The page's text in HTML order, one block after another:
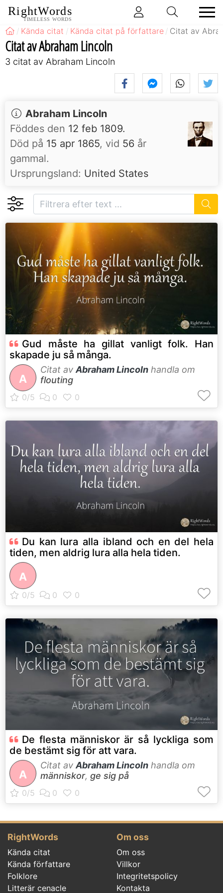
RightWords
TIMELESS WORDS
Kända citat Kända citat på författare Citat av
Citat av Abraham Lincoln
3 citat av Abraham Lincoln
Abraham Lincoln
Föddes den 12 feb 1809.
Död på 15 apr 1865, vid 56 år
gammal.
Ursprungsland: United States
Gud måste ha gillat vanligt folk. Han
skapade ju så många.
A
Citat av Abraham Lincoln handla om
flouting
Du kan lura alla ibland och en del hela
tiden, men aldrig lura alla hela tiden.
A
De flesta människor är så lyckliga som
de bestämt sig för att vara.
A
Citat avAbraham Lincoln handla om
människor, ge sig på
RightWords
Kända citat
Kända författare
Folklore
Litterär cenacle
Om oss
Om oss
Villkor
Integritetspolicy
Kontakta